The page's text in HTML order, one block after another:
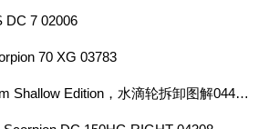
DC 7 02006
70 XG 03783
22蒙塔尼 | 22Metanium Shallow Edition，水滴轮拆卸图解044785